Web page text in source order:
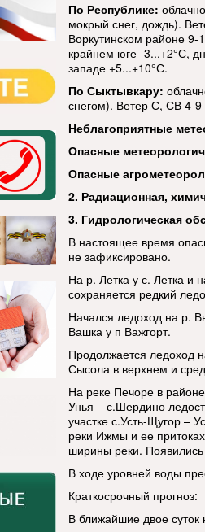
По Республике:
мокрый снег, дождь).
Воркутинском районе
крайнем юге -3...+2°С,
западе +5...+10°С.
По Сыктывкару:
снегом). Ветер С, СВ 4-
Неблагоприятные
Опасные
Опасные
2. Радиационная,
3. Гидрологическая
В настоящее время
не зафиксировано.
На р. Летка у с. Летка и
сохраняется редкий
Начался ледоход на р.
Вашка у п Важгорт.
Продолжается ледоход
Сысола в верхнем и
На реке Печоре в
Унья – с.Шердино
участке с.Усть-Щугор –
реки Ижмы и ее
ширины реки.
В ходе уровней воды
Краткосрочный прогноз:
В ближайшие двое